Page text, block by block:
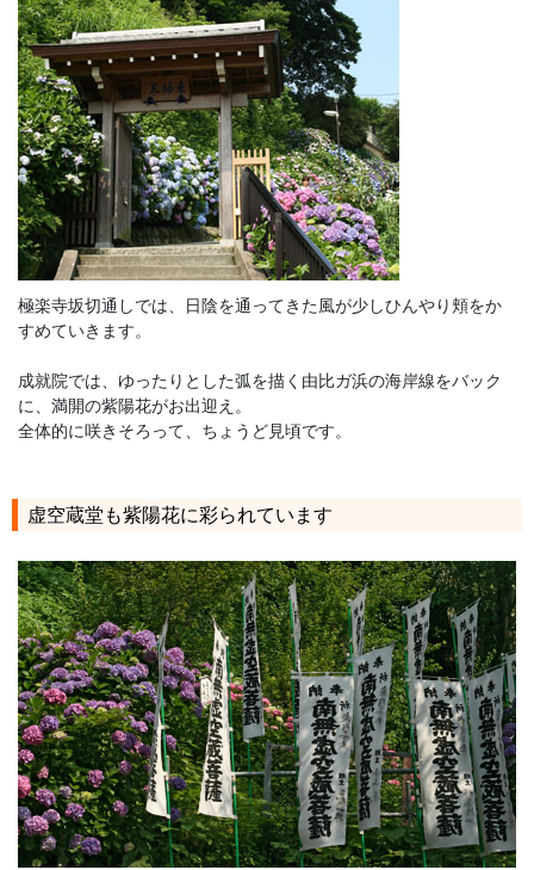
極楽寺坂切通しでは、日陰を通ってきた風が少しひんやり頬をか
すめていきます。
成就院では、ゆったりとした弧を描く由比ガ浜の海岸線をバック
に、満開の紫陽花がお出迎え。
全体的に咲きそろって、ちょうど見頃です。
虚空蔵堂も紫陽花に彩られています